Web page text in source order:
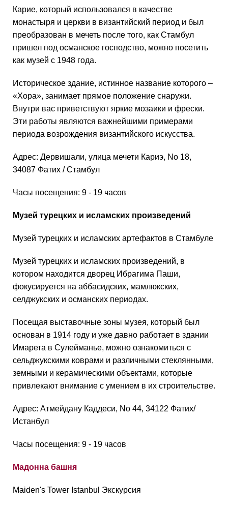
Карие, который использовался в качестве
монастыря и церкви в византийский период и был
преобразован в мечеть после того, как Стамбул
пришел под османское господство, можно посетить
как музей с 1948 года.
Историческое здание, истинное название которого –
«Хора», занимает прямое положение снаружи.
Внутри вас приветствуют яркие мозаики и фрески.
Эти работы являются важнейшими примерами
периода возрождения византийского искусства.
Адрес: Дервишали, улица мечети Кариэ, No 18,
34087 Фатих / Стамбул
Часы посещения: 9 - 19 часов
Музей турецких и исламских произведений
Музей турецких и исламских артефактов в Стамбуле
Музей турецких и исламских произведений, в
котором находится дворец Ибрагима Паши,
фокусируется на аббасидских, мамлюкских,
селджукских и османских периодах.
Посещая выставочные зоны музея, который был
основан в 1914 году и уже давно работает в здании
Имарета в Сулейманье, можно ознакомиться с
сельджукскими коврами и различными стеклянными,
земными и керамическими объектами, которые
привлекают внимание с умением в их строительстве.
Адрес: Атмейдану Каддеси, No 44, 34122 Фатих/
Истанбул
Часы посещения: 9 - 19 часов
Мадонна башня
Maiden's Tower Istanbul Экскурсия